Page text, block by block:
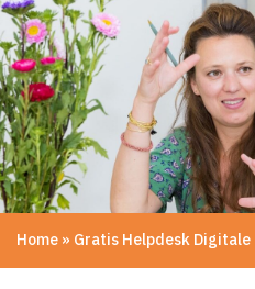
Home » Gratis Helpdesk